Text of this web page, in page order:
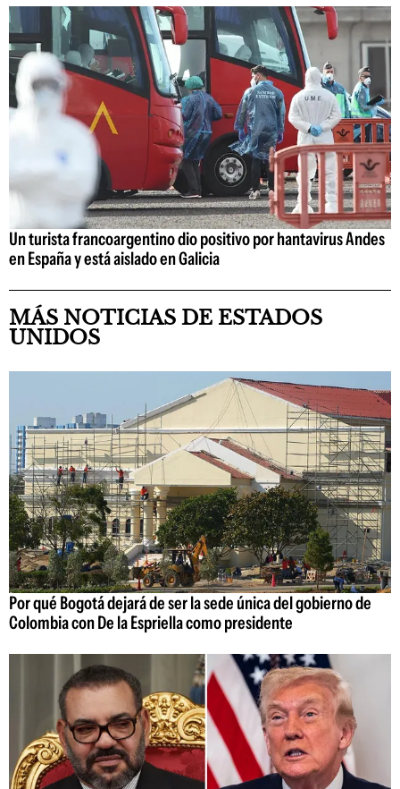
Un turista francoargentino dio positivo por hantavirus Andes
en España y está aislado en Galicia
MÁS NOTICIAS DE ESTADOS
UNIDOS
Por qué Bogotá dejará de ser la sede única del gobierno de
Colombia con De la Espriella como presidente